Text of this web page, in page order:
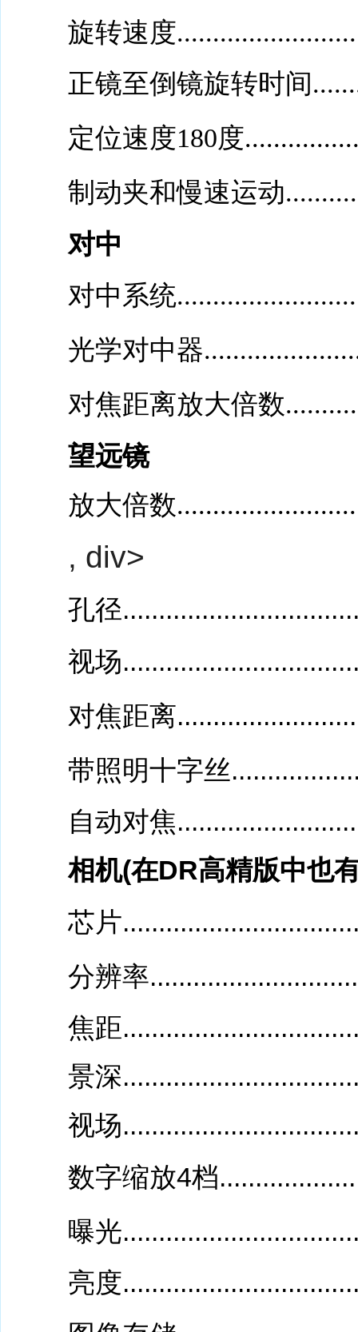
旋转速度
正镜至倒镜旋转时间
定位速度180度
制动夹和慢速运动
对中
对中系统
光学对中器
对焦距离放大倍数
望远镜
放大倍数
, div>
孔径
视场
对焦距离
带照明十字丝
自动对焦
相机(在DR高精版中也
芯片
分辨率
焦距
景深
视场
数字缩放4档
曝光
亮度